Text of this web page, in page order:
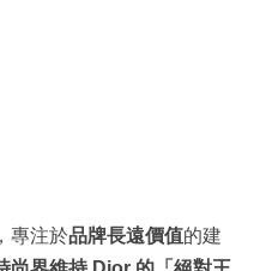
專注於品牌長遠價值的建